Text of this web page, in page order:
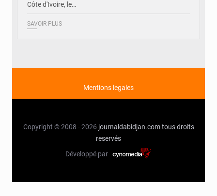
Côte d'Ivoire, le…
SAVOIR PLUS
Mentions legales
Copyright © 2008 - 2026 journaldabidjan.com tous droits
reservés
Développé par